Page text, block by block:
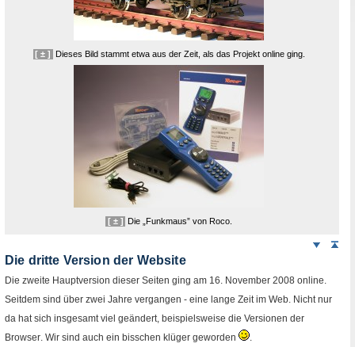
[ ± ] Dieses Bild stammt etwa aus der Zeit, als das Projekt onlineging.
[ ± ] Die „Funkmaus” von Roco.
Weiter
Die dritte Version der Website
Die zweite Hauptversion dieser Seiten ging am 16. November 2008 online
Seitdem sind über zwei Jahre vergangen - eine lange Zeit im Web . Nicht nur
da hat sich insgesamt viel geändert, beispielsweise die Versionen der
Browser . Wir sind auch ein bisschen klüger geworden